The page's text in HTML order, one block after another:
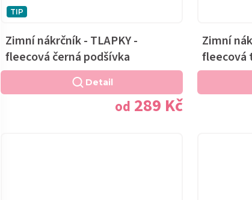
TIP
Zimní nákrčník - TLAPKY -
fleecová černá podšívka
od 289 Kč
Detail
Zimní
fleecová